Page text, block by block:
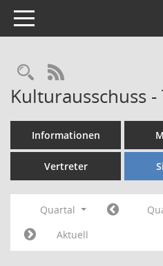
Toggle navigation
RSS-Feed
Kulturausschuss
Informationen
Vertreter
Quartal
Aktuell